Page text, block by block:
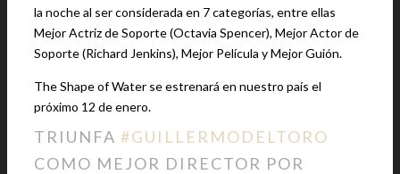
la noche al ser considerada en 7 categorías, entre ellas
Mejor Actriz de Soporte (Octavia Spencer), Mejor Actor de
Soporte (Richard Jenkins), Mejor Película y Mejor Guión.
The Shape of Water se estrenará en nuestro país el
próximo 12 de enero.
TRIUNFA #GUILLERMODELTORO
COMO MEJOR DIRECTOR POR